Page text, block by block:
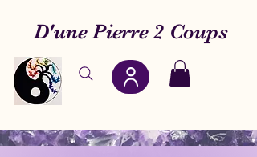
D'une Pierre 2 Coups